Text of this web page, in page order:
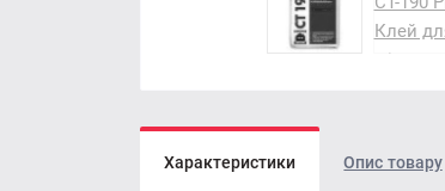
Характеристики Опис товару